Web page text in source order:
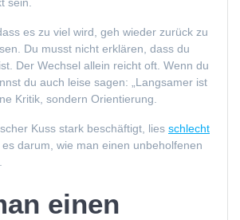
es zu viel wird, geh wieder zurück zu
Du musst nicht erklären, dass du
Der Wechsel allein reicht oft. Wenn du
du auch leise sagen: „Langsamer ist
Kritik, sondern Orientierung.
Kuss stark beschäftigt, lies schlecht
es darum, wie man einen unbeholfenen
einen